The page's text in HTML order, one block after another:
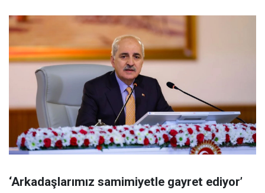
‘Arkadaşlarımız samimiyetle gayret ediyor’